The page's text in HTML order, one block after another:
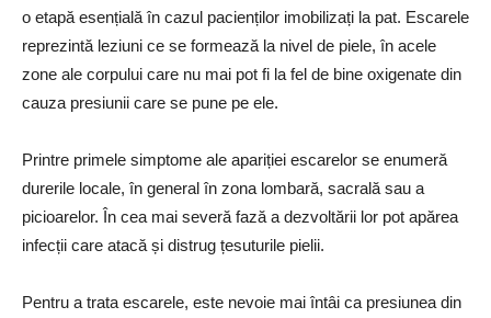
o etapă esențială în cazul pacienților imobilizați la pat. Escarele
reprezintă leziuni ce se formează la nivel de piele, în acele
zone ale corpului care nu mai pot fi la fel de bine oxigenate din
cauza presiunii care se pune pe ele.
Printre primele simptome ale apariției escarelor se enumeră
durerile locale, în general în zona lombară, sacrală sau a
picioarelor. În cea mai severă fază a dezvoltării lor pot apărea
infecții care atacă și distrug țesuturile pielii.
Pentru a trata escarele, este nevoie mai întâi ca presiunea din